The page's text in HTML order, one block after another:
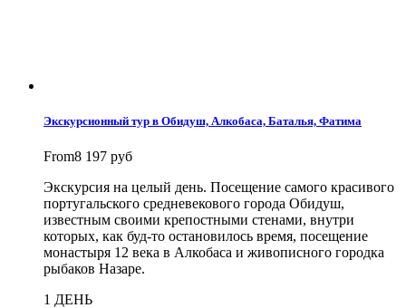
Экскурсионный тур в Обидуш, Алкобаса, Баталья, Фатима
From8 197 руб
Экскурсия на целый день. Посещение самого красивого
португальского средневекового города Обидуш,
известным своими крепостными стенами, внутри
которых, как буд-то остановилось время, посещение
монастыря 12 века в Алкобаса и живописного городка
рыбаков Назаре.
1 ДЕНЬ